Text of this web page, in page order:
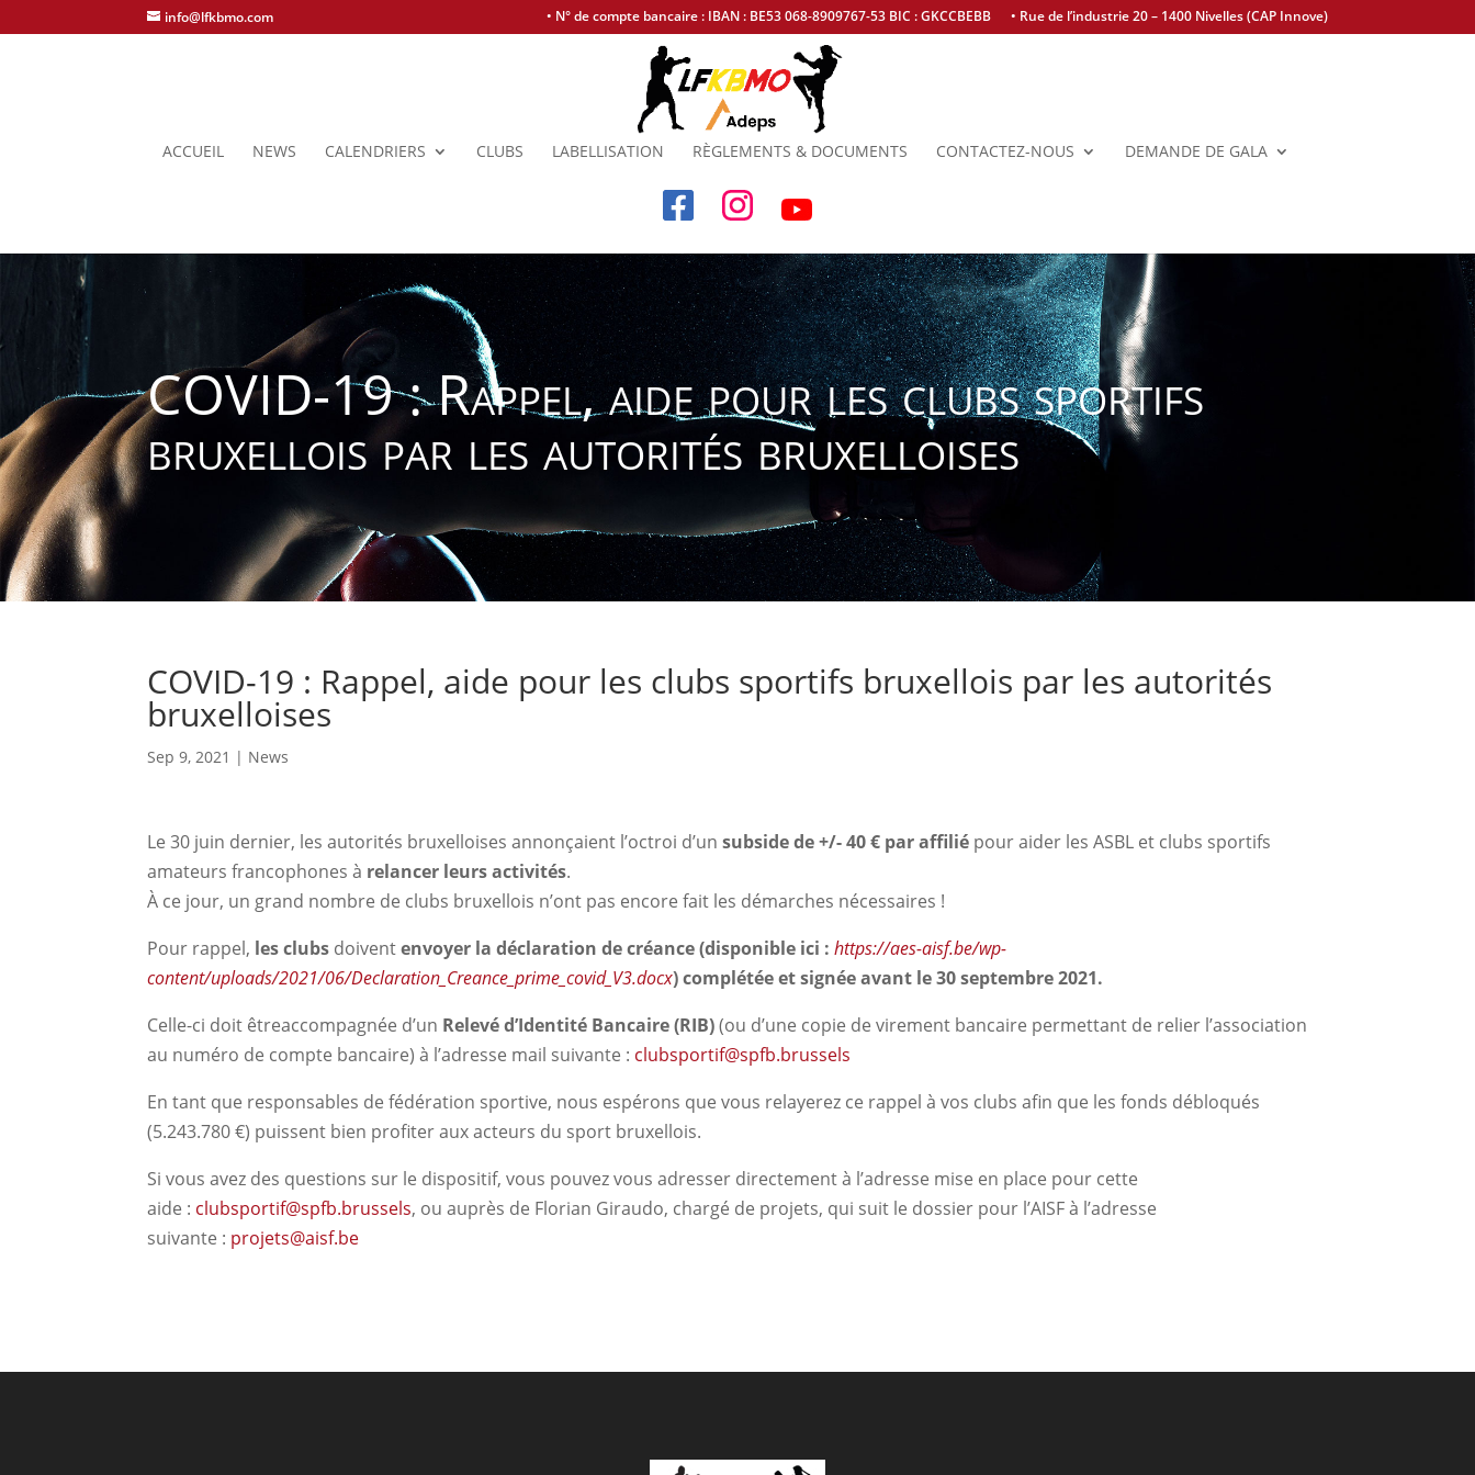
info@lfkbmo.com • N° de compte bancaire : IBAN : BE53 068-8909767-53 BIC : GKCCBEBB • Rue de l’industrie 20 – 1400 Nivelles (CAP Innove)
ACCUEIL NEWS CALENDRIERS CLUBS LABELLISATION RÈGLEMENTS & DOCUMENTS CONTACTEZ-NOUS DEMANDE DE GALA
COVID-19 : Rappel, aide pour les clubs sportifs
bruxellois par les autorités bruxelloises
COVID-19 : Rappel, aide pour les clubs sportifs bruxellois par les autorités
bruxelloises
Sep 9, 2021 | News
Le 30 juin dernier, les autorités bruxelloises annonçaient l’octroi d’unsubside de +/- 40 € par affilié pour aider les ASBL et clubs sportifs
amateurs francophones à relancer leurs activités.
À ce jour, un grand nombre de clubs bruxellois n’ont pas encore fait les démarches nécessaires !
Pour rappel, les clubs doiventenvoyer la déclaration de créance (disponible ici :https://aes-aisf.be/wp-
content/uploads/2021/06/Declaration_Creance_prime_covid_V3.docx)complétée et signée avant le 30 septembre 2021.
Celle-ci doit êtreaccompagnée d’un Relevé d’Identité Bancaire (RIB)(ou d’une copie de virement bancaire permettant de relier l’association
au numéro de compte bancaire) à l’adresse mail suivante : clubsportif@spfb.brussels
En tant que responsables de fédération sportive, nous espérons que vous relayerez ce rappel à vos clubs afin que les fonds débloqués
(5.243.780 €) puissent bien profiter aux acteurs du sport bruxellois.
Si vous avez des questions sur le dispositif, vous pouvez vous adresser directement à l’adresse mise en place pour cette
aide : clubsportif@spfb.brussels, ou auprès de Florian Giraudo, chargé de projets, qui suit le dossier pour l’AISF à l’adresse
suivante : projets@aisf.be